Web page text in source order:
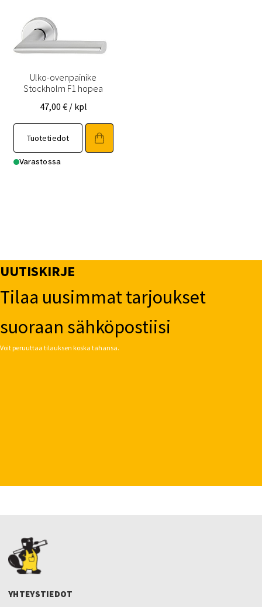
Ulko-ovenpainike
Stockholm F1 hopea
47,00 € / kpl
Tuotetiedot
Varastossa
UUTISKIRJE
Tilaa uusimmat tarjoukset
suoraan sähköpostiisi
Voit peruuttaa tilauksen koska tahansa.
YHTEYSTIEDOT